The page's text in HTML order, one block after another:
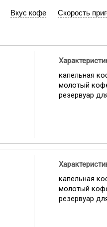
Вкус кофе Скорость
капельная
молотый
резервуар
капельная
молотый
резервуар